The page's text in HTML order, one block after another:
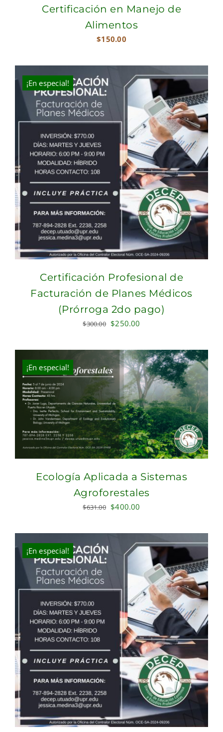
Certificación en Manejo de
Alimentos
$150.00
¡En especial!
Certificación Profesional de
Facturación de Planes Médicos
(Prórroga 2do pago)
$300.00 Original
was:
$300.00.
$250.00
is:
$250.00.
¡En especial!
Ecología Aplicada a Sistemas
Agroforestales
$631.00 Original
was:
$631.00.
$400.00
is:
$400.00.
¡En especial!